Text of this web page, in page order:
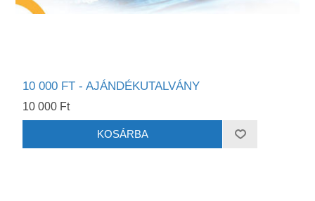
10 000 FT - AJÁNDÉKUTALVÁNY
10 000 Ft